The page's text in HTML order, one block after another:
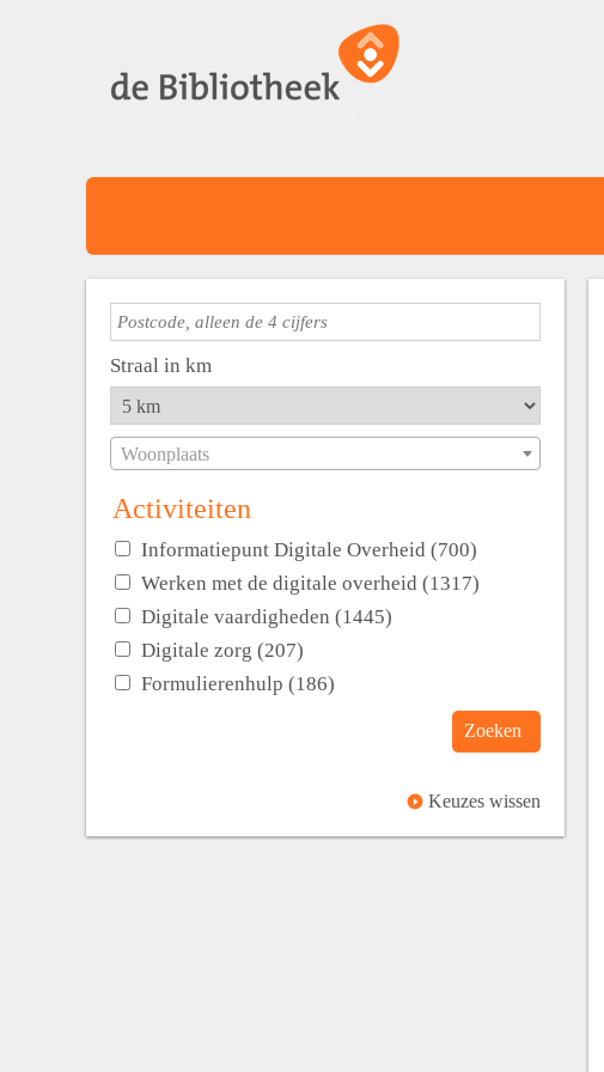
Straal in km
Woonplaats
Activiteiten
Informatiepunt Digitale Overheid (700)
Werken met de digitale overheid (1317)
Digitale vaardigheden (1445)
Digitale zorg (207)
Formulierenhulp (186)
Zoeken
Keuzes wissen